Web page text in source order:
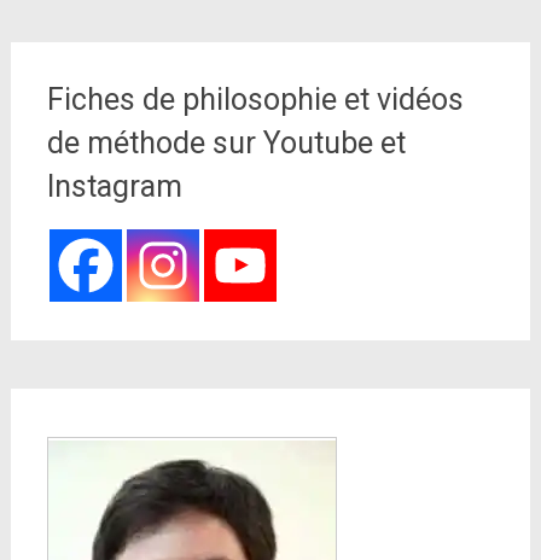
Fiches de philosophie et vidéos
de méthode sur Youtube et
Instagram